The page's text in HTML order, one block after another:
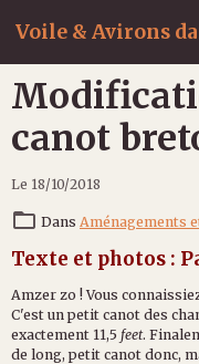
Voile & Avirons
canot
Le 18/10/2018
Dans Aménagements
Texte et photos :
Amzer zo ! Vous
C'est un petit canot des
exactement 11,5 feet.
de long, petit canot donc,